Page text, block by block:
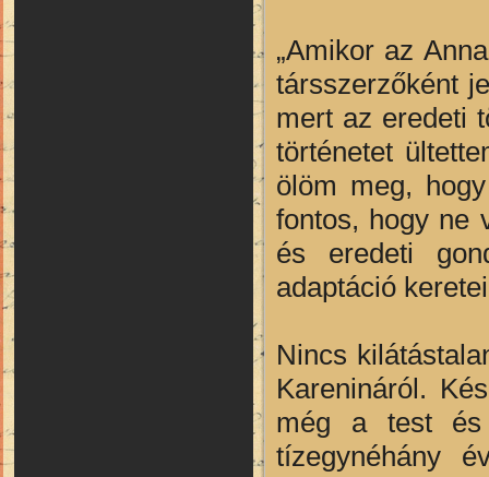
„Amikor az
társszerzőként
mert az eredeti
történetet
ölöm meg,
fontos, hogy ne
és eredeti
adaptáció
Nincs
Karenináról.
még a test és
tízegynéhány